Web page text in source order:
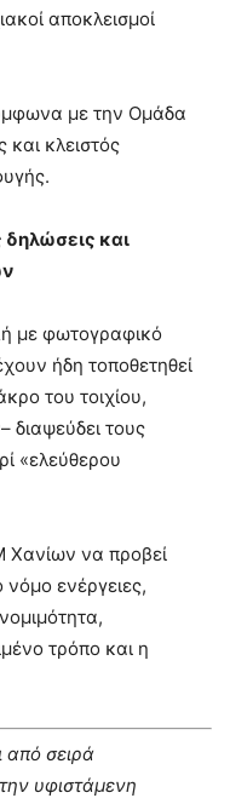
αποκλεισμοί
με την Ομάδα
και κλειστός
δηλώσεις και
με φωτογραφικό
ήδη τοποθετηθεί
του τοιχίου,
διαψεύδει τους
«ελεύθερου
να προβεί
ενέργειες,
τρόπο και η
από σειρά
υφιστάμενη